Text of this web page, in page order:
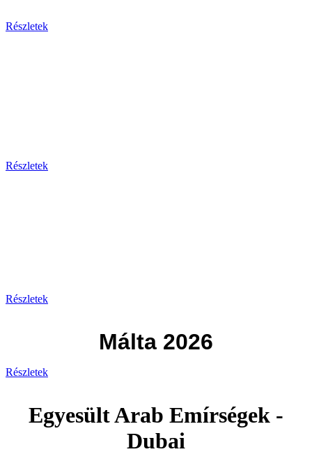
Részletek
Részletek
Részletek
Málta 2026
Részletek
Egyesült Arab Emírségek -
Dubai